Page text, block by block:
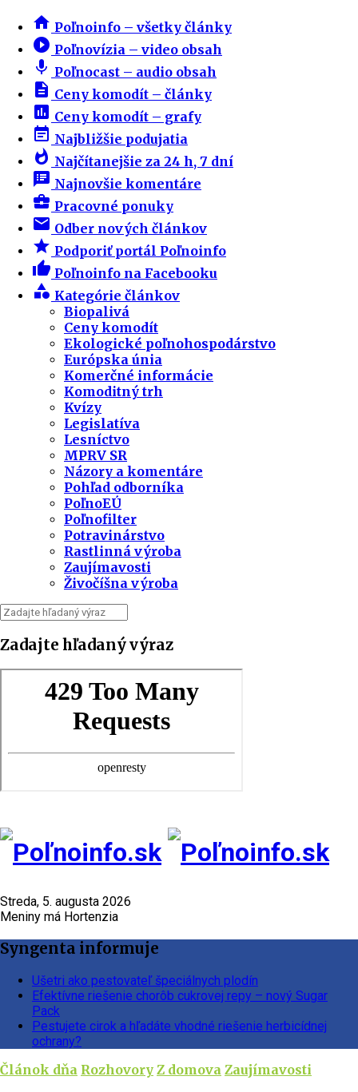
home Poľnoinfo – všetky články
play_circle_filled Poľnovízia – video obsah
mic Poľnocast – audio obsah
description Ceny komodít – články
insert_chart Ceny komodít – grafy
event_note Najbližšie podujatia
whatshot Najčítanejšie za 24 h, 7 dní
speaker_notes Najnovšie komentáre
business_center Pracovné ponuky
email Odber nových článkov
star Podporiť portál Poľnoinfo
thumb_up Poľnoinfo na Facebooku
category Kategórie článkov
Biopalivá
Ceny komodít
Ekologické poľnohospodárstvo
Európska únia
Komerčné informácie
Komoditný trh
Kvízy
Legislatíva
Lesníctvo
MPRV SR
Názory a komentáre
Pohľad odborníka
PoľnoEÚ
Poľnofilter
Potravinárstvo
Rastlinná výroba
Zaujímavosti
Živočíšna výroba
Zadajte hľadaný výraz
Streda, 5. augusta 2026
Meniny má Hortenzia
Syngenta informuje
Ušetri ako pestovateľ špeciálnych plodín
Efektívne riešenie chorôb cukrovej repy – nový Sugar
Pack
Pestujete cirok a hľadáte vhodné riešenie herbicídnej
ochrany?
Článok dňa Rozhovory Z domova Zaujímavosti